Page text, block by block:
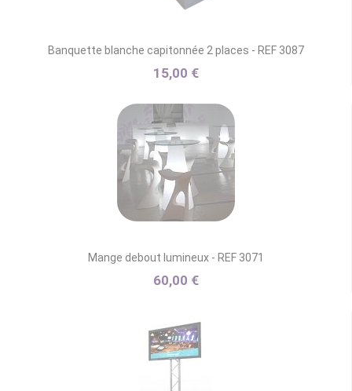
Banquette blanche capitonnée 2 places - REF 3087
15,00 €
Mange debout lumineux - REF 3071
60,00 €